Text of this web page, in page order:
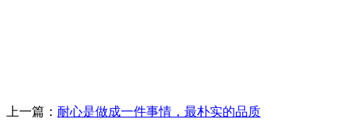
上一篇： 耐心是做成一件事情，最朴实的品质